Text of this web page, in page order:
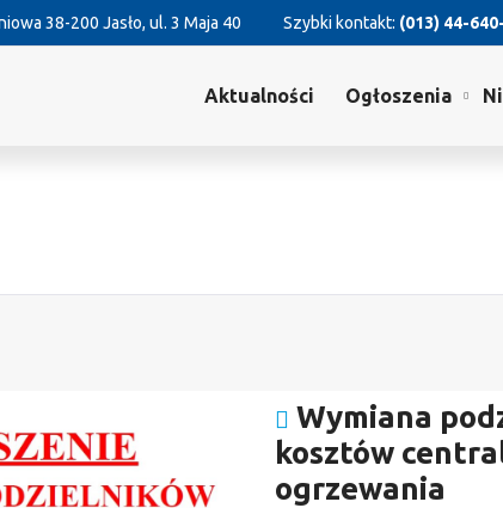
38-200 Jasło, ul. 3 Maja 40 Szybki kontakt: (013) 44-
Aktualności Ogłoszenia
Wymiana
kosztów
ogrzewania